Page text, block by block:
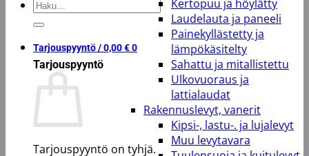
Etsi:
Tarjouspyyntö /0,00€0
Tarjouspyyntö
Tarjouspyyntö on tyhjä.
Kertopuu ja höylätty
Laudelauta ja paneeli
Painekyllästetty ja
lämpökäsitelty
Sahattu ja mitallistettu
Ulkovuoraus ja
lattialaudat
Rakennuslevyt, vanerit
Kipsi-, lastu-. ja lujalevyt
Muu levytavara